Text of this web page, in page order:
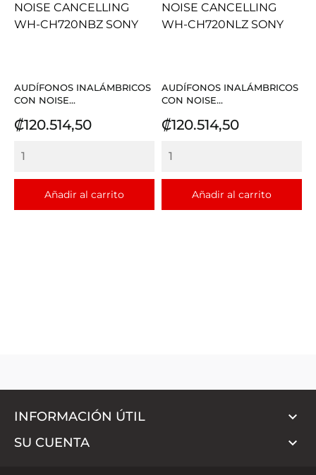
AUDÍFONOS INALÁMBRICOS
CON NOISE...
Precio
₡120.514,50
Añadir al carrito
AUDÍFONOS INALÁMBRICOS
CON NOISE...
Precio
₡120.514,50
Añadir al carrito
INFORMACIÓN ÚTIL 
SU CUENTA 